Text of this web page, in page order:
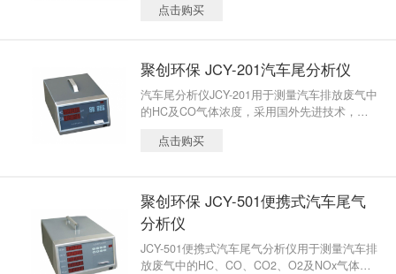
码显示，自动校零，自动数据线性化处理，气
机（或RS232/RS485接口或模拟接口），可进
行自由怠速和双怠速测量，具有操作方便，测
量数据准确，工作稳定可靠等特点。
点击购买
聚创环保 JCY-201汽车尾分析仪
汽车尾分析仪JCY-201用于测量汽车排放废气中
的HC及CO气体浓度，采用国外先进技术，进
示，自动校零，自动数据线性化处理，气路阻
RS232/RS485接口或模拟接口），可进行自由
怠速和双怠速测量，具有操作方便，测量数据
准确，工作稳定可靠等特点。
点击购买
聚创环保 JCY-501便携式汽车尾气
分析仪
JCY-501便携式汽车尾气分析仪用于测量汽车排
放废气中的HC、CO、CO2、O2及NOx气体浓